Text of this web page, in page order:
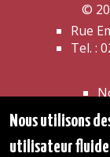
©
Rue
Tel. :
Nous utilisons
utilisateur